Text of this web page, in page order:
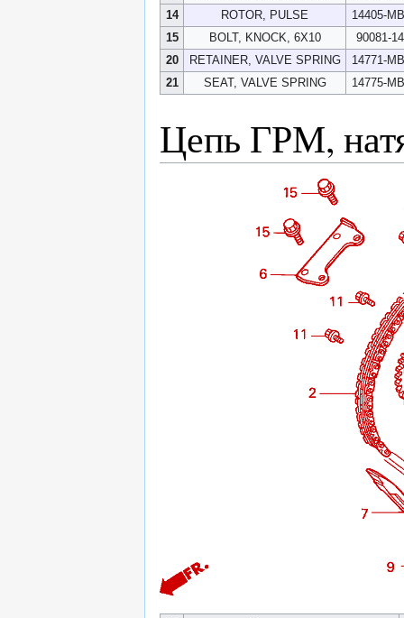
14
ROTOR, PULSE
14405-
15
BOLT, KNOCK, 6X10
90081-
20
RETAINER, VALVE SPRING
14771-
21
SEAT, VALVE SPRING 14775-
Цепь ГРМ,